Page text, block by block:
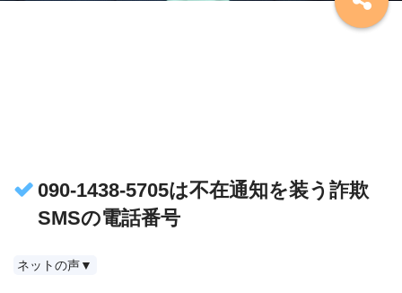
090-1438-5705は不在通知を装う詐欺
SMSの電話番号
ネットの声▼